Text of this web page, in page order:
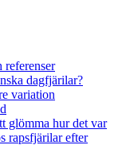
dagfjärilar?
variation
glömma hur det var
rapsfjärilar efter